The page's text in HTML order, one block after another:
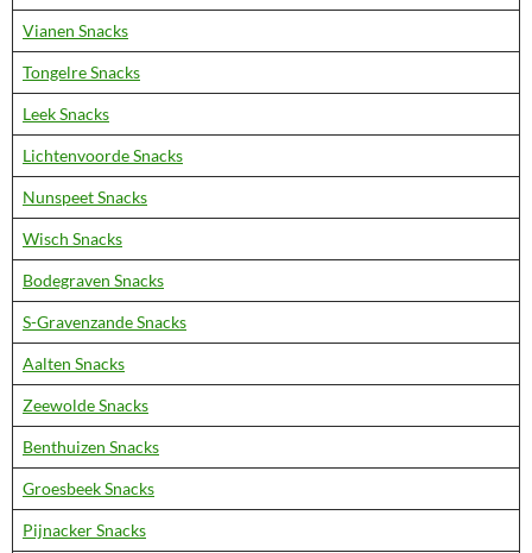
Vianen Snacks
Tongelre Snacks
Leek Snacks
Lichtenvoorde Snacks
Nunspeet Snacks
Wisch Snacks
Bodegraven Snacks
S-Gravenzande Snacks
Aalten Snacks
Zeewolde Snacks
Benthuizen Snacks
Groesbeek Snacks
Pijnacker Snacks